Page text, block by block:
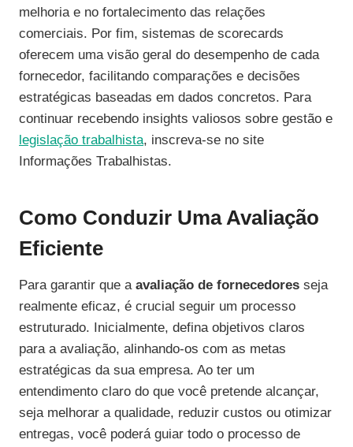
melhoria e no fortalecimento das relações
comerciais. Por fim, sistemas de scorecards
oferecem uma visão geral do desempenho de cada
fornecedor, facilitando comparações e decisões
estratégicas baseadas em dados concretos. Para
continuar recebendo insights valiosos sobre gestão e
legislação trabalhista, inscreva-se no site
Informações Trabalhistas.
Como Conduzir Uma Avaliação
Eficiente
Para garantir que a avaliação de fornecedores seja
realmente eficaz, é crucial seguir um processo
estruturado. Inicialmente, defina objetivos claros
para a avaliação, alinhando-os com as metas
estratégicas da sua empresa. Ao ter um
entendimento claro do que você pretende alcançar,
seja melhorar a qualidade, reduzir custos ou otimizar
entregas, você poderá guiar todo o processo de